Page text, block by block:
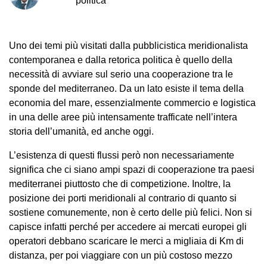
Uno dei temi più visitati dalla pubblicistica meridionalista
contemporanea e dalla retorica politica è quello della
necessità di avviare sul serio una cooperazione tra le
sponde del mediterraneo. Da un lato esiste il tema della
economia del mare, essenzialmente commercio e logistica
in una delle aree più intensamente trafficate nell’intera
storia dell’umanità, ed anche oggi.
L’esistenza di questi flussi però non necessariamente
significa che ci siano ampi spazi di cooperazione tra paesi
mediterranei piuttosto che di competizione. Inoltre, la
posizione dei porti meridionali al contrario di quanto si
sostiene comunemente, non è certo delle più felici. Non si
capisce infatti perché per accedere ai mercati europei gli
operatori debbano scaricare le merci a migliaia di Km di
distanza, per poi viaggiare con un più costoso mezzo